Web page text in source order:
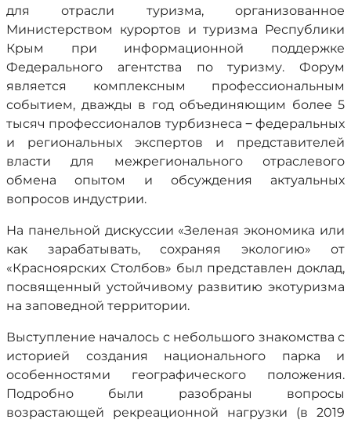
для отрасли туризма, организованное
Министерством курортов и туризма Республики
Крым при информационной поддержке
Федерального агентства по туризму. Форум
является комплексным профессиональным
событием, дважды в год объединяющим более 5
тысяч профессионалов турбизнеса ‒ федеральных
и региональных экспертов и представителей
власти для межрегионального отраслевого
обмена опытом и обсуждения актуальных
вопросов индустрии.
На панельной дискуссии «Зеленая экономика или
как зарабатывать, сохраняя экологию» от
«Красноярских Столбов» был представлен доклад,
посвященный устойчивому развитию экотуризма
на заповедной территории.
Выступление началось с небольшого знакомства с
историей создания национального парка и
особенностями географического положения.
Подробно были разобраны вопросы
возрастающей рекреационной нагрузки (в 2019